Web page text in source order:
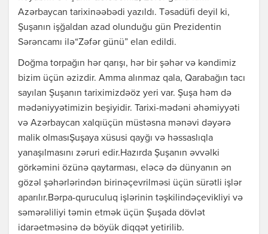
Azərbaycan tarixinəəbədi yazıldı. Təsadüfi deyil ki,
Şuşanın işğaldan azad olunduğu gün Prezidentin
Sərəncamı ilə“Zəfər günü” elan edildi.
Doğma torpağın hər qarışı, hər bir şəhər və kəndimiz
bizim üçün əzizdir. Amma alınmaz qala, Qarabağın tacı
sayılan Şuşanın tariximizdəöz yeri var. Şuşa həm də
mədəniyyətimizin beşiyidir. Tarixi-mədəni əhəmiyyəti
və Azərbaycan xalqıüçün müstəsna mənəvi dəyərə
malik olmasıŞuşaya xüsusi qayğı və həssaslıqla
yanaşılmasını zəruri edir.Hazırda Şuşanın əvvəlki
görkəmini özünə qaytarması, eləcə də dünyanın ən
gözəl şəhərlərindən birinəçevrilməsi üçün sürətli işlər
aparılır.Bərpa-quruculuq işlərinin təşkilindəçevikliyi və
səmərəliliyi təmin etmək üçün Şuşada dövlət
idarəetməsinə də böyük diqqət yetirilib.